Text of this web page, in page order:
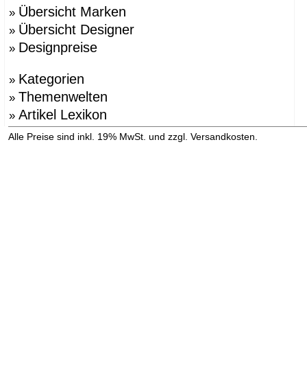
» Übersicht Marken
» Übersicht Designer
» Designpreise
» Kategorien
» Themenwelten
» Artikel Lexikon
Alle Preise sind inkl. 19% MwSt. und zzgl. Versandkosten.